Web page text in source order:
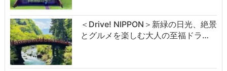
＜Drive! NIPPON＞新緑の日光、絶景
とグルメを楽しむ大人の至福ドラ…